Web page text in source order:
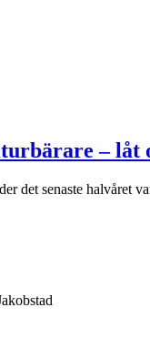
– låt
det senaste halvåret